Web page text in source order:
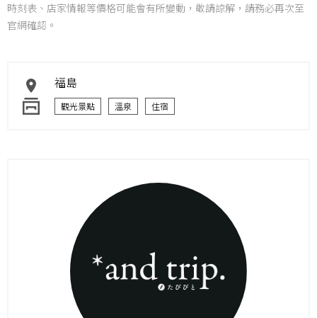
時刻表、店家情報等價格可能會有所變動，敬請諒解，請務必再次至
官網確認。
福島
觀光景點 溫泉 住宿